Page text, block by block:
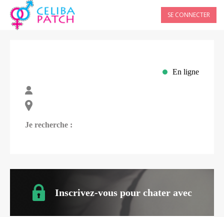
SE CONNECTER
En ligne
Je recherche :
Inscrivez-vous pour chater avec